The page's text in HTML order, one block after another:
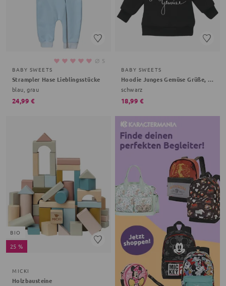
⌀ 5
BABY SWEETS
Strampler Hase Lieblingsstücke
blau, grau
24,99 €
BABY SWEETS
Hoodie Junges Gemüse Grüße, Gemüse
schwarz
18,99 €
BIO
25 %
MICKI
Holzbausteine